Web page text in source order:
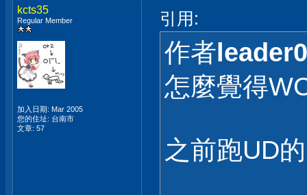
kcts35
Regular Member
加入日期: Mar 2005
您的住址: 台南市
文章: 57
引用:
作者
怎麼覺得
之前跑UD